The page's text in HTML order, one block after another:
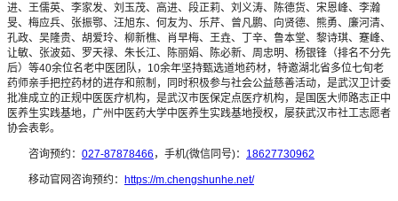
进、王儒英、李家发、刘玉茂、高进、段正莉、刘义涛、陈德货、宋恩峰、李瀚
旻、梅应兵、张振鄂、汪旭东、何友为、乐芹、曾凡鹏、向贤德、熊勇、廉河清、
孔政、吴隆贵、胡爱玲、柳新樵、肖早梅、王垚、丁辛、鲁本堂、黎诗琪、蹇峰、
让敏、张波茹、罗天禄、朱长江、陈丽娟、陈必新、周忠明、杨银锋（排名不分先
后）等40余位名老中医团队，10余年坚持甄选道地药材，特邀湖北省多位七旬老
药师亲手把控药材的进存和煎制，同时积极参与社会公益慈善活动，是武汉卫计委
批准成立的正规中医医疗机构，是武汉市医保定点医疗机构，是国医大师路志正中
医养生实践基地，广州中医药大学中医养生实践基地授权，屡获武汉市社工志愿者
协会表彰。
咨询预约： 027-87878466 ，手机(微信同号)： 18627730962
移动官网咨询预约： https://m.chengshunhe.net/